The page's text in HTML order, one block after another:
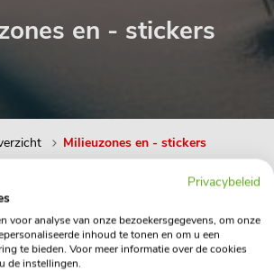
en - stickers
Milieuzones en - stickers
en - stickers
2024
Privacybeleid
voor analyse van onze bezoekersgegevens, om onze
inhoud te tonen en om u een
te bieden. Voor meer informatie over de cookies
de instellingen.